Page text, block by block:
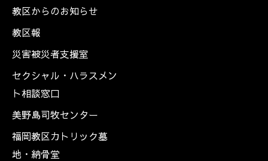
教区からのお知らせ
教区報
災害被災者支援室
セクシャル・ハラスメン
ト相談窓口
美野島司牧センター
福岡教区カトリック墓
地・納骨堂